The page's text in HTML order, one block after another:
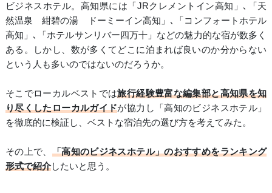
ビジネスホテル。高知県には「JRクレメントイン高知」､「天
然温泉 紺碧の湯 ドーミーイン高知」､「コンフォートホテル
高知」､「ホテルサンリバー四万十」などの魅力的な宿が数多く
ある。しかし、数が多くてどこに泊まれば良いのか分からない
という人も多いのではないのだろうか。
そこでローカルベストでは旅行経験豊富な編集部と高知県を知
り尽くしたローカルガイドが協力し「高知のビジネスホテル」
を徹底的に検証し、ベストな宿泊先の選び方を考えてみた。
その上で、 「高知のビジネスホテル」のおすすめをランキング
形式で紹介したいと思う。